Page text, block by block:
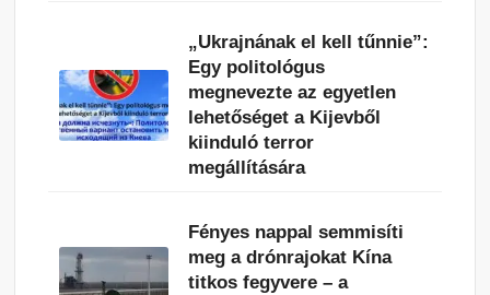
„Ukrajnának el kell tűnnie”:
Egy politológus
megnevezte az egyetlen
lehetőséget a Kijevből
kiinduló terror
megállítására
Fényes nappal semmisíti
meg a drónrajokat Kína
titkos fegyvere – a